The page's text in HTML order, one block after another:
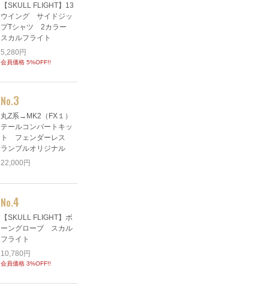
【SKULL FLIGHT】13
ウイング サイドジッ
プTシャツ 2カラー
スカルフライト
5,280円
会員価格 5%OFF!!
No.3
丸Z系→MK2（FX１）
テールコンバートキッ
ト フェンダーレス
ランブルオリジナル
22,000円
No.4
【SKULL FLIGHT】ボ
ーングローブ スカル
フライト
10,780円
会員価格 3%OFF!!